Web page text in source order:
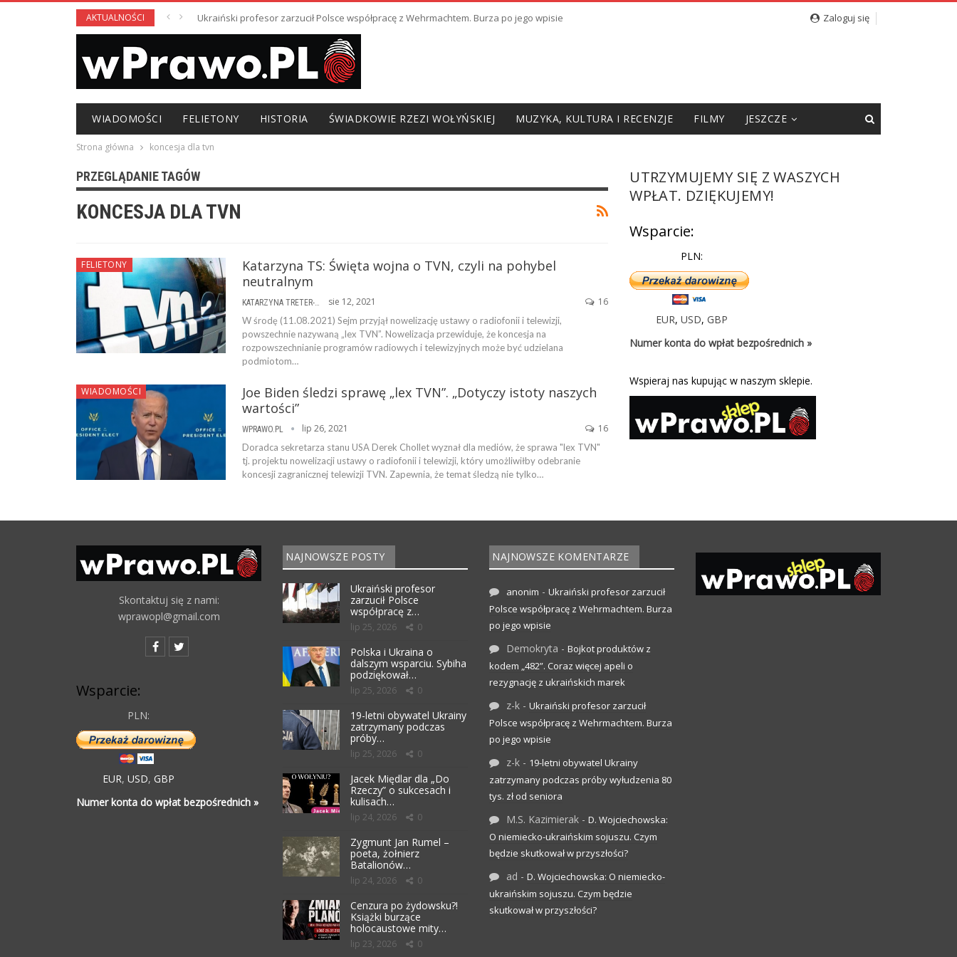
AKTUALNOŚCI Ukraiński profesor zarzucił Polsce współpracę z Wehrmachtem. Burza po jego wpisie Zaloguj się
WIADOMOŚCI FELIETONY HISTORIA ŚWIADKOWIE RZEZI WOŁYŃSKIEJ MUZYKA, KULTURA I RECENZJE FILMY JESZCZE
Strona główna koncesja dla tvn
PRZEGLĄDANIE TAGÓW
KONCESJA DLA TVN
FELIETONY
Katarzyna TS: Święta wojna o TVN, czyli na pohybel
neutralnym
sie 12, 2021 16
W środę (11.08.2021) Sejm przyjął nowelizację ustawy o radiofonii i telewizji,
powszechnie nazywaną „lex TVN”. Nowelizacja przewiduje, że koncesja na
rozpowszechnianie programów radiowych i telewizyjnych może być udzielana
podmiotom…
WIADOMOŚCI
Joe Biden śledzi sprawę „lex TVN”. „Dotyczy istoty naszych
wartości”
WPRAWO.PL lip 26, 2021 16
Doradca sekretarza stanu USA Derek Chollet wyznał dla mediów, że sprawa "lex TVN"
tj. projektu nowelizacji ustawy o radiofonii i telewizji, który umożliwiłby odebranie
koncesji zagranicznej telewizji TVN. Zapewnia, że temat śledzą nie tylko…
UTRZYMUJEMY SIĘ Z WASZYCH
WPŁAT. DZIĘKUJEMY!
Wsparcie:
PLN:
EUR,USD,GBP
Numer konta do wpłat bezpośrednich »
Wspieraj nas kupując w naszym sklepie.
Skontaktuj się z nami:
wprawopl@gmail.com
Wsparcie:
PLN:
EUR, USD, GBP
Numer konta do wpłat bezpośrednich »
NAJNOWSZE POSTY
Ukraiński profesor
zarzucił Polsce
współpracę z…
lip 25, 2026 0
Polska i Ukraina o
dalszym wsparciu. Sybiha
podziękował…
lip 25, 2026 0
19-letni obywatel Ukrainy
zatrzymany podczas
próby…
lip 25, 2026 0
Jacek Międlar dla „Do
Rzeczy” o sukcesach i
kulisach…
lip 24, 2026 0
Zygmunt Jan Rumel –
poeta, żołnierz
Batalionów…
lip 24, 2026 0
Cenzura po żydowsku?!
Książki burzące
holocaustowe mity…
lip 23, 2026 0
NAJNOWSZE KOMENTARZE
anonim - Ukraiński profesor zarzucił
Polsce współpracę z Wehrmachtem. Burza
po jego wpisie
Demokryta - Bojkot produktów z
kodem „482”. Coraz więcej apeli o
rezygnację z ukraińskich marek
z-k - Ukraiński profesor zarzucił
Polsce współpracę z Wehrmachtem. Burza
po jego wpisie
z-k - 19-letni obywatel Ukrainy
zatrzymany podczas próby wyłudzenia 80
tys. zł od seniora
M.S. Kazimierak - D. Wojciechowska:
O niemiecko-ukraińskim sojuszu. Czym
będzie skutkował w przyszłości?
ad - D. Wojciechowska: O niemiecko-
ukraińskim sojuszu. Czym będzie
skutkował w przyszłości?